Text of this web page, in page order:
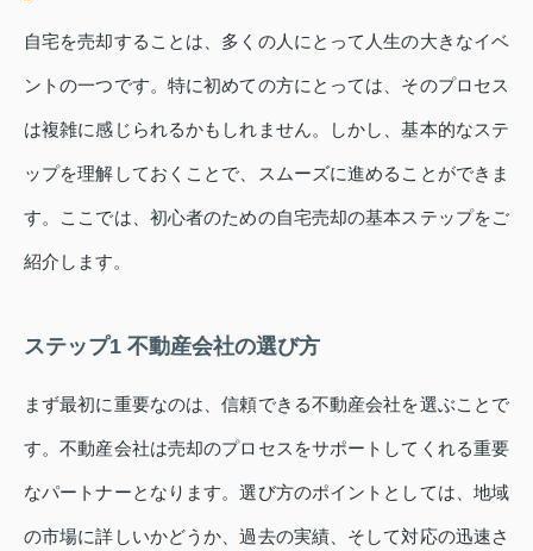
自宅を売却することは、多くの人にとって人生の大きなイベ
ントの一つです。特に初めての方にとっては、そのプロセス
は複雑に感じられるかもしれません。しかし、基本的なステ
ップを理解しておくことで、スムーズに進めることができま
す。ここでは、初心者のための自宅売却の基本ステップをご
紹介します。
ステップ1 不動産会社の選び方
まず最初に重要なのは、信頼できる不動産会社を選ぶことで
す。不動産会社は売却のプロセスをサポートしてくれる重要
なパートナーとなります。選び方のポイントとしては、地域
の市場に詳しいかどうか、過去の実績、そして対応の迅速さ